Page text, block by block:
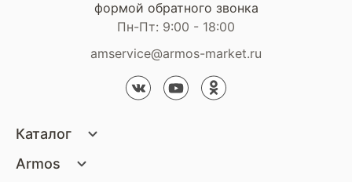
Каталог
Кровати
Armos
формой обратного звонка
Пн-Пт: 9:00 - 18:00
amservice@armos-market.ru